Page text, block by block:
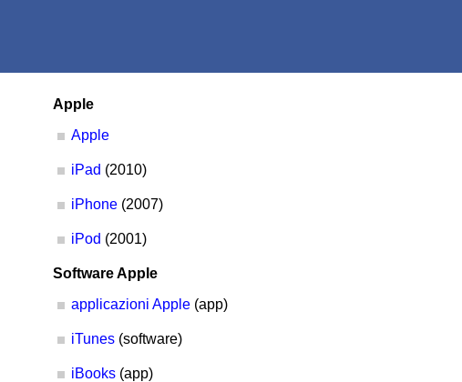
Apple
Apple
iPad (2010)
iPhone (2007)
iPod (2001)
Software Apple
applicazioni Apple (app)
iTunes (software)
iBooks (app)